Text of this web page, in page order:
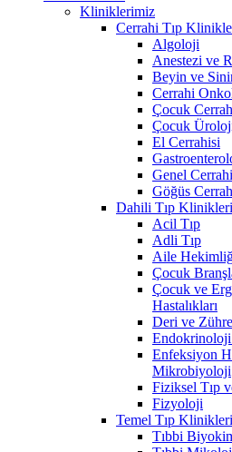
Kliniklerimiz
Cerrahi Tıp
Algoloji
Anestezi ve
Beyin ve
Cerrahi
Çocuk
Çocuk
El Cerrahisi
Genel Cerrahi
Göğüs
Dahili Tıp Klinikleri
Acil Tıp
Adli Tıp
Aile
Çocuk
Çocuk ve
Hastalıkları
Deri ve
Endokrinoloji
Enfeksiyon
Mikrobiyoloji
Fiziksel Tıp
Fizyoloji
Temel Tıp Klinikleri
Tıbbi